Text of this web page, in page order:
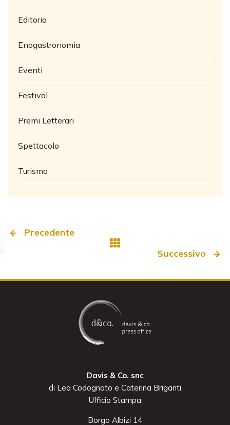
Editoria
Enogastronomia
Eventi
Festival
Premi Letterari
Spettacolo
Turismo
Precedente
Successivo
Davis & Co. snc
di Lea Codognato e Caterina Briganti
Ufficio Stampa
Borgo Albizi 14